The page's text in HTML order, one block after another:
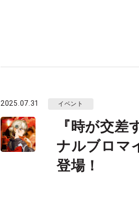
2025.07.31 イベント
『時が交
ナルブロマ
登場！